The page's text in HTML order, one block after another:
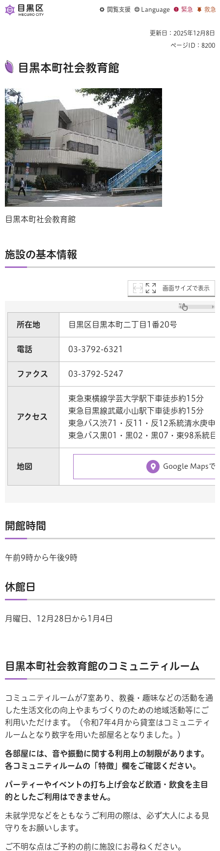
閲覧支援 Language 緊急 救急
更新日：2025年12月8日
ページID：8200
目黒本町社会教育館
目黒本町社会教育館
施設の基本情報
画面サイズで表示
所在地 目黒区目黒本町二丁目1番20号
電話 03-3792-6321
ファクス 03-3792-5247
アクセス
東急東横線学芸大学駅下車徒歩約15分
東急目黒線武蔵小山駅下車徒歩約15分
東急バス渋71・反11・反12系統清水庚申
東急バス黒01・黒02・黒07・東98系統目
地図 Google Mapsで
開館時間
午前9時から午後9時
休館日
月曜日、12月28日から1月4日
目黒本町社会教育館のコミュニティルーム
コミュニティルームが7室あり、教養・趣味などの活動を通
した生活文化の向上やまちづくりのための地域活動等にご
利用いただけます。（令和7年4月から貸室はコミュニティ
ルームとなり数字を用いた部屋名となりました。）
各部屋には、音や振動に関する利用上の制限があります。
各コミュニティルームの「特徴」欄をご確認ください。
パーティーやイベントの打ち上げ会など飲酒・飲食を主目
的としたご利用はできません。
未就学児などをともなうご利用の際は、必ず大人による見
守りをお願いします。
ご不明な点はご予約の前に施設にお尋ねください。